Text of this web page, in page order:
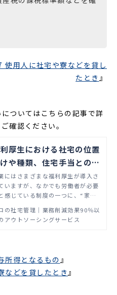
使用人に社宅や寮などを貸し
たとき 』
ついてはこちらの記事で詳
確認ください。
厚生における社宅の位置
や種類、住宅手当との違
解説
にはさまざまな福利厚生が導入さ
いますが、なかでも労働者が必要
感じている制度の一つに、“家賃
の導入にあたって「どのような種
あるのか」「住宅手当と違って何
生の一つである社宅の位置づけを
め、基本的な社宅の種類と住宅手
の社宅管理│業務削減効果90％以
アウトソーシングサービス
所得となるもの 』
などを貸したとき 』